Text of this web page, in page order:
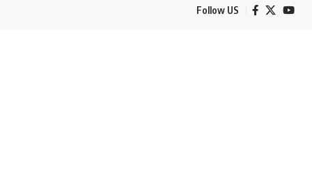
Follow US